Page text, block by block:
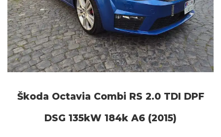
Škoda Octavia Combi RS 2.0 TDI DPF
DSG 135kW 184k A6 (2015)